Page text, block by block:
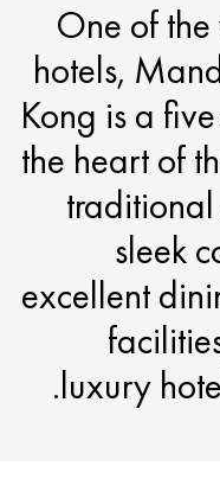
One of the
hotels,
Kong is a
the heart of
sleek
excellent
luxury